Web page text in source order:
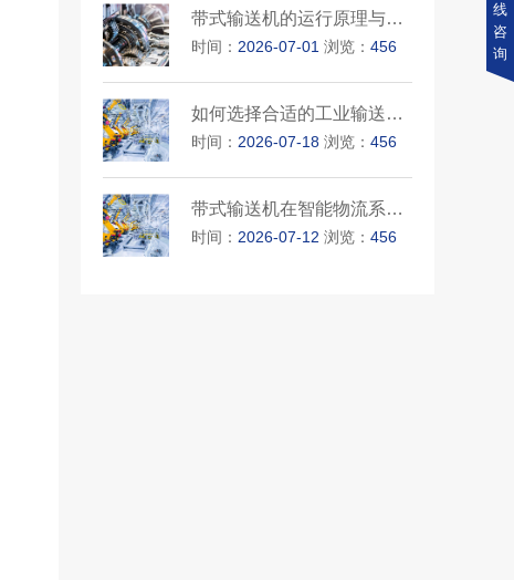
带式输送机的运行原理与操作要···
时间： 2026-07-01 浏览：456
如何选择合适的工业输送设备
时间： 2026-07-18 浏览：456
带式输送机在智能物流系统中的···
时间： 2026-07-12 浏览：456
线
咨
询